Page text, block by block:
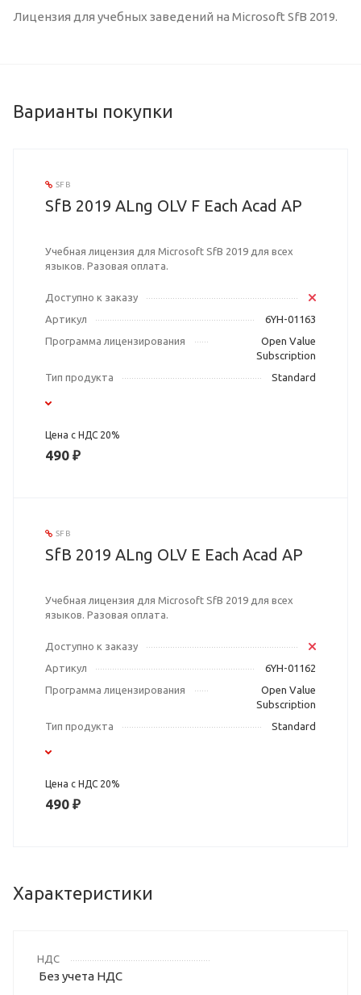
Лицензия для учебных заведений на Microsoft SfB 2019.
Варианты покупки
SFB
SfB 2019 ALng OLV F Each Acad AP
Учебная лицензия для Microsoft SfB 2019 для всех
языков. Разовая оплата.
Доступно к заказу
Артикул
6YH-01163
Программа лицензирования
Open Value
Subscription
Тип продукта
Standard
Цена с НДС 20%
490 ₽
SFB
SfB 2019 ALng OLV E Each Acad AP
Учебная лицензия для Microsoft SfB 2019 для всех
языков. Разовая оплата.
Доступно к заказу
Артикул
6YH-01162
Программа лицензирования
Open Value
Subscription
Тип продукта
Standard
Цена с НДС 20%
490 ₽
Характеристики
НДС
Без учета НДС